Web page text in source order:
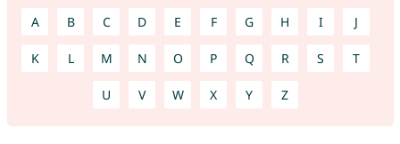
A B C D E F G H I J
K L M N O P Q R S T
U V W X Y Z